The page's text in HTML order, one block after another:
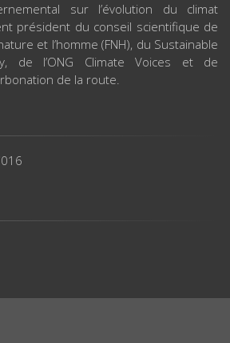
sur l’évolution du climat
président du conseil scientifique de
et l’homme (FNH), du Sustainable
de l’ONG Climate Voices et de
de la route.